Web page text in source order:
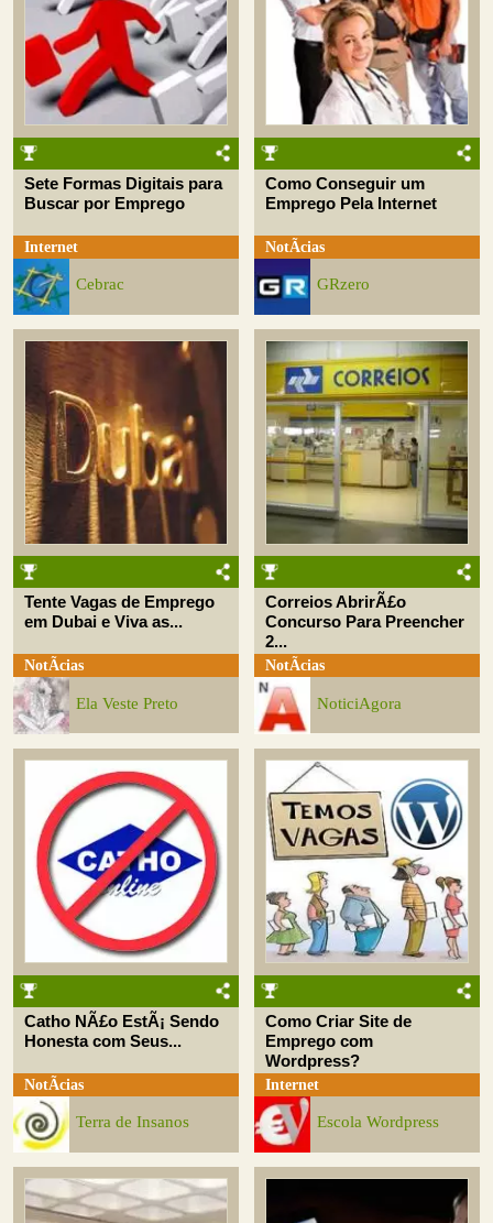
Sete Formas Digitais para
Buscar por Emprego
Internet
Cebrac
Como Conseguir um
Emprego Pela Internet
NotÃ­cias
GRzero
Tente Vagas de Emprego
em Dubai e Viva as...
NotÃ­cias
Ela Veste Preto
Correios AbrirÃ£o
Concurso Para Preencher
2...
NotÃ­cias
NoticiAgora
Catho NÃ£o EstÃ¡ Sendo
Honesta com Seus...
NotÃ­cias
Terra de Insanos
Como Criar Site de
Emprego com
Wordpress?
Internet
Escola Wordpress